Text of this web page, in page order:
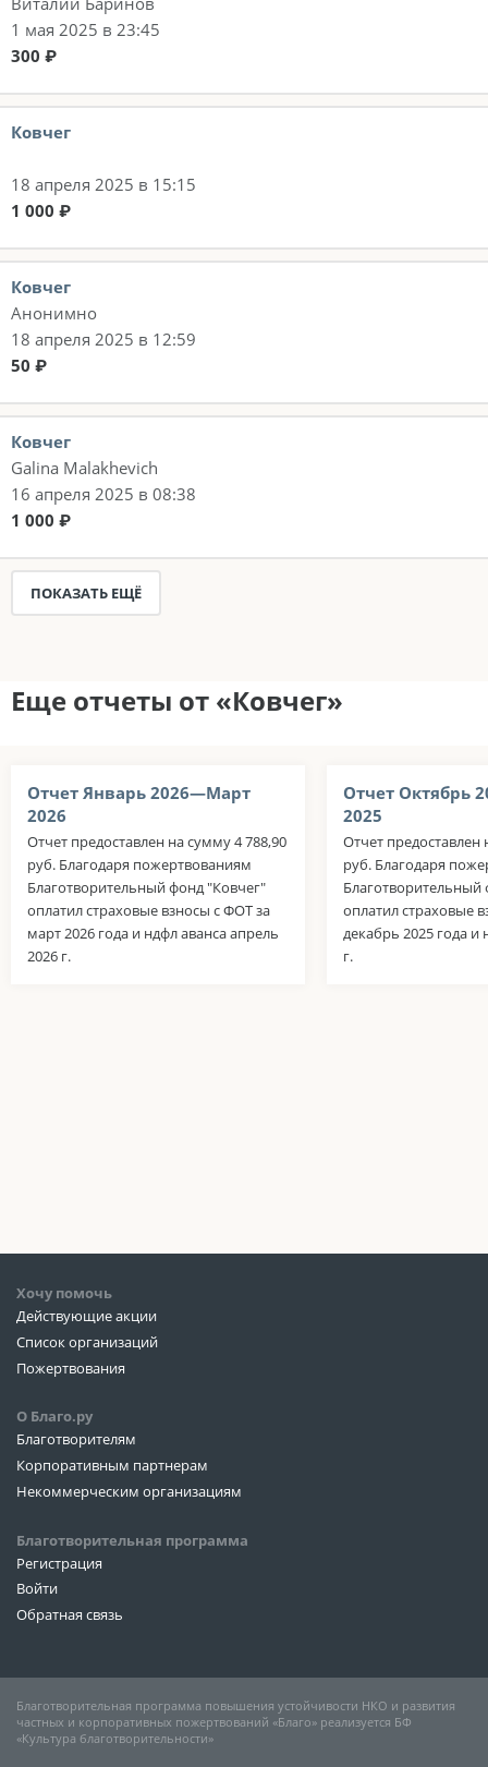
1 мая 2025 в 23:45
300 ₽
Ковчег
18 апреля 2025 в 15:15
1 000 ₽
Ковчег
Анонимно
18 апреля 2025 в 12:59
50 ₽
Ковчег
Galina Malakhevich
16 апреля 2025 в 08:38
1 000 ₽
ПОКАЗАТЬ ЕЩЁ
Еще отчеты от «Ковчег»
Отчет Январь 2026—Март
2026
Отчет предоставлен на сумму 4 788,90
руб. Благодаря пожертвованиям
Благотворительный фонд "Ковчег"
оплатил страховые взносы с ФОТ за
март 2026 года и ндфл аванса апрель
2026 г.
Отчет Октябрь
2025
Отчет предоставлен
руб. Благодаря
Благотворительный
оплатил страховые
декабрь 2025 года и
г.
Хочу помочь
Действующие акции
Список организаций
Пожертвования
О Благо.ру
Благотворителям
Корпоративным партнерам
Некоммерческим организациям
Благотворительная программа
Регистрация
Войти
Обратная связь
Благотворительная программа повышения устойчивости НКО и развития
частных и корпоративных пожертвований «Благо» реализуется БФ
«Культура благотворительности»